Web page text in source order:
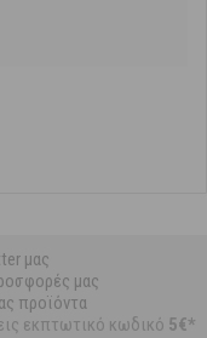
μας
μας
προϊόντα
εκπτωτικό κωδικό 5€*